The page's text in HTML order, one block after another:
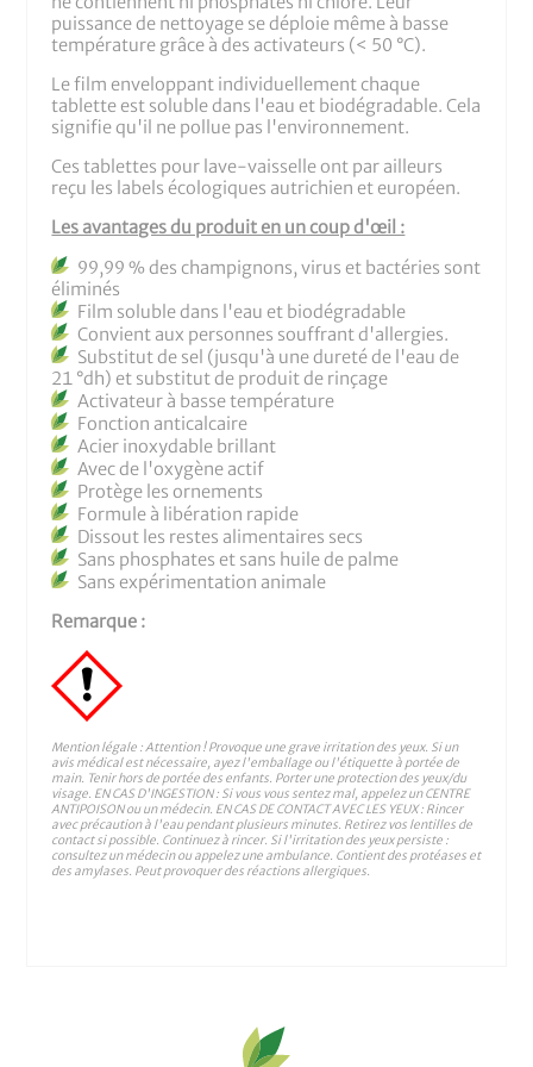
puissance de nettoyage se déploie même à basse
température grâce à des activateurs (< 50 °C).
Le film enveloppant individuellement chaque
tablette est soluble dans l'eau et biodégradable. Cela
signifie qu'il ne pollue pas l'environnement.
Ces tablettes pour lave-vaisselle ont par ailleurs
reçu les labels écologiques autrichien et européen.
Les avantages du produit en un coup d'œil :
99,99 % des champignons, virus et bactéries sont
éliminés
Film soluble dans l'eau et biodégradable
Convient aux personnes souffrant d'allergies.
Substitut de sel (jusqu'à une dureté de l'eau de
21 °dh) et substitut de produit de rinçage
Activateur à basse température
Fonction anticalcaire
Acier inoxydable brillant
Avec de l'oxygène actif
Protège les ornements
Formule à libération rapide
Dissout les restes alimentaires secs
Sans phosphates et sans huile de palme
Sans expérimentation animale
Remarque :
Mention légale : Attention ! Provoque une grave irritation des yeux. Si un
avis médical est nécessaire, ayez l'emballage ou l'étiquette à portée de
main. Tenir hors de portée des enfants. Porter une protection des yeux/du
visage. EN CAS D'INGESTION : Si vous vous sentez mal, appelez un CENTRE
ANTIPOISON ou un médecin. EN CAS DE CONTACT AVEC LES YEUX : Rincer
avec précaution à l'eau pendant plusieurs minutes. Retirez vos lentilles de
contact si possible. Continuez à rincer. Si l'irritation des yeux persiste :
consultez un médecin ou appelez une ambulance. Contient des protéases et
des amylases. Peut provoquer des réactions allergiques.